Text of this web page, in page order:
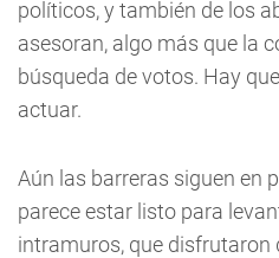
políticos, y también de los
asesoran, algo más que la
búsqueda de votos. Hay
actuar.
Aún las barreras siguen en
parece estar listo para
intramuros, que disfrutaron